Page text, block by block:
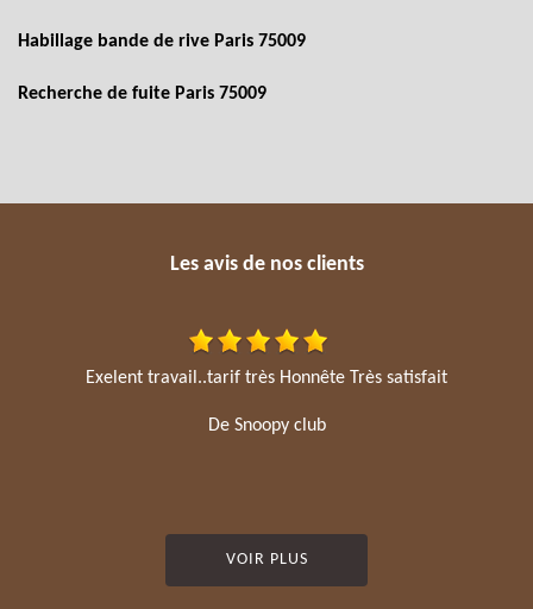
Habillage bande de rive Paris 75009
Recherche de fuite Paris 75009
Les avis de nos clients
Exelent travail..tarif très Honnête Très satisfait
De Snoopy club
VOIR PLUS